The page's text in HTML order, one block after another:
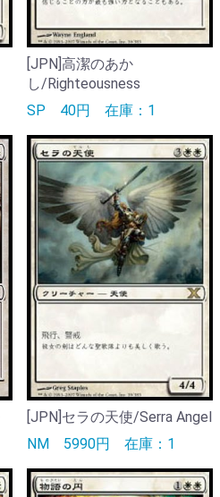
[JPN]高潔のあか
し/Righteousness
SP 40円 在庫：1
[JPN]セラの天使/Serra Angel
NM 5990円 在庫：1